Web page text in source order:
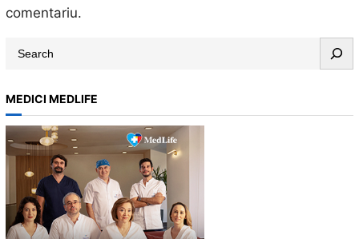
comentariu.
r
c
h
MEDICI MEDLIFE